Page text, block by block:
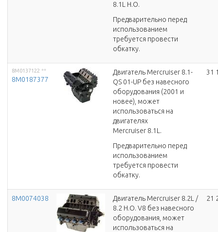
8.1L H.O.
Предварительно перед
использованием
требуется провести
обкатку.
8M0137122 **
8M0187377
Двигатель Mercruiser 8.1-
QS 01-UP без навесного
оборудования (2001 и
новее), может
использоваться на
двигателях
Mercruiser 8.1L.
Предварительно перед
использованием
требуется провести
обкатку.
31
8M0074038
Двигатель Mercruiser 8.2L /
8.2 H.O. V8 без навесного
оборудования, может
использоваться на
21